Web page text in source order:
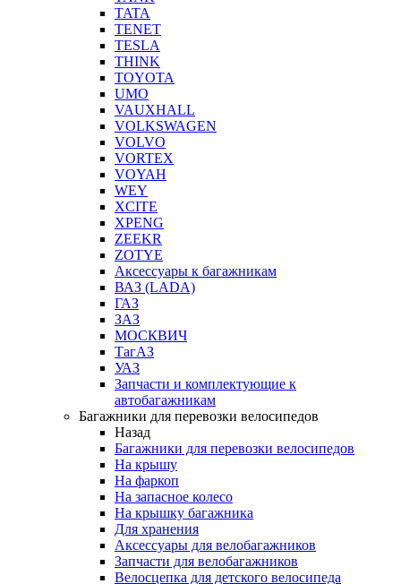
TATA
TENET
TESLA
THINK
TOYOTA
UMO
VAUXHALL
VOLKSWAGEN
VOLVO
VORTEX
VOYAH
WEY
XCITE
XPENG
ZEEKR
ZOTYE
Аксессуары к багажникам
ВАЗ (LADA)
ГАЗ
ЗАЗ
МОСКВИЧ
ТагАЗ
УАЗ
Запчасти и комплектующие к
автобагажникам
Багажники для перевозки велосипедов
Назад
Багажники для перевозки велосипедов
На крышу
На фаркоп
На запасное колесо
На крышку багажника
Для хранения
Аксессуары для велобагажников
Запчасти для велобагажников
Велосцепка для детского велосипеда